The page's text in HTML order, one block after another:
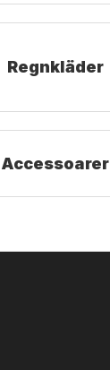
Regnkläder
Accessoarer